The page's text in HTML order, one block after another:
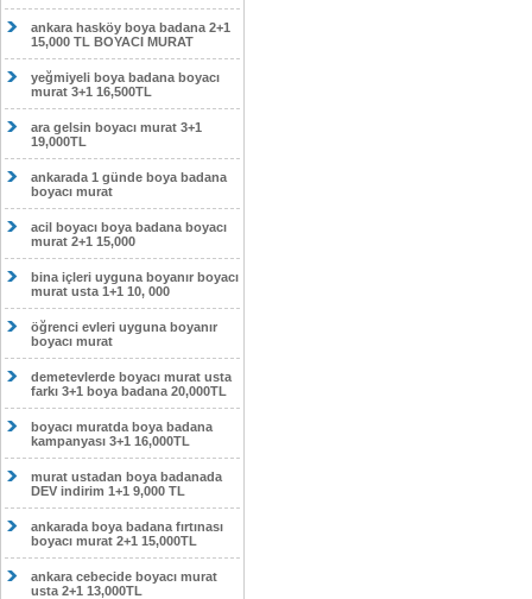
ankara hasköy boya badana 2+1
15,000 TL BOYACI MURAT
yeğmiyeli boya badana boyacı
murat 3+1 16,500TL
ara gelsin boyacı murat 3+1
19,000TL
ankarada 1 günde boya badana
boyacı murat
acil boyacı boya badana boyacı
murat 2+1 15,000
bina içleri uyguna boyanır boyacı
murat usta 1+1 10, 000
öğrenci evleri uyguna boyanır
boyacı murat
demetevlerde boyacı murat usta
farkı 3+1 boya badana 20,000TL
boyacı muratda boya badana
kampanyası 3+1 16,000TL
murat ustadan boya badanada
DEV indirim 1+1 9,000 TL
ankarada boya badana fırtınası
boyacı murat 2+1 15,000TL
ankara cebecide boyacı murat
usta 2+1 13,000TL